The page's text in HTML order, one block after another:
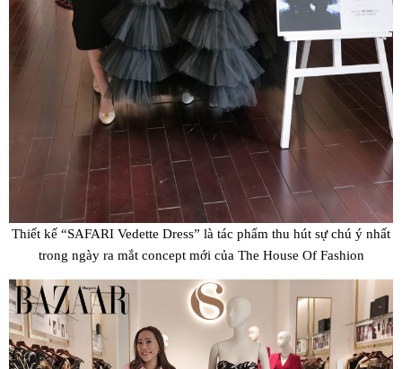
Thiết kế “SAFARI Vedette Dress” là tác phẩm thu hút sự chú ý nhất
trong ngày ra mắt concept mới của The House Of Fashion